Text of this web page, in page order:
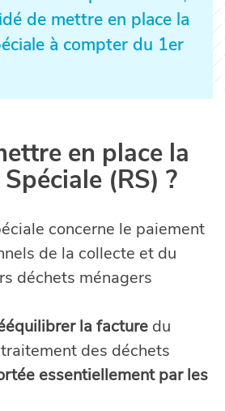
de mettre en place la
à compter du 1er
en place la
(RS) ?
concerne le paiement
de la collecte et du
déchets ménagers
la facture du
des déchets
essentiellement par les